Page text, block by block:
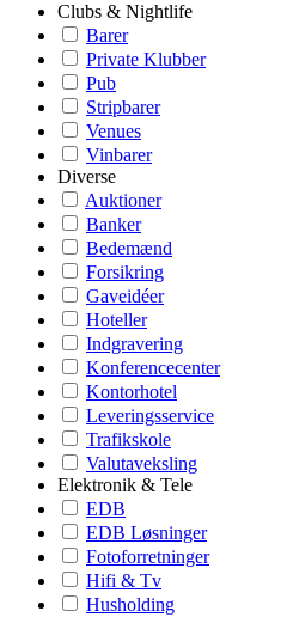
Clubs & Nightlife
Barer
Private Klubber
Pub
Stripbarer
Venues
Vinbarer
Diverse
Auktioner
Banker
Bedemænd
Forsikring
Gaveidéer
Hoteller
Indgravering
Konferencecenter
Kontorhotel
Leveringsservice
Trafikskole
Valutaveksling
Elektronik & Tele
EDB
EDB Løsninger
Fotoforretninger
Hifi & Tv
Husholding